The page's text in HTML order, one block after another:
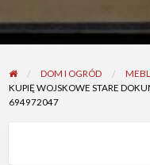
DOM I OGRÓD
KUPIĘ WOJSKOWE STARE
694972047